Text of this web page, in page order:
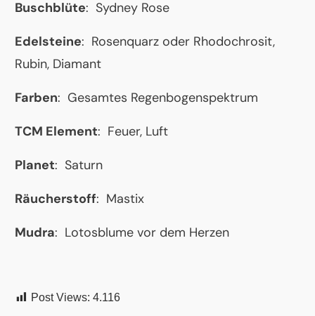
Buschblüte: Sydney Rose
Edelsteine: Rosenquarz oder Rhodochrosit,
Rubin, Diamant
Farben: Gesamtes Regenbogenspektrum
TCM Element: Feuer, Luft
Planet: Saturn
Räucherstoff: Mastix
Mudra: Lotosblume vor dem Herzen
Post Views: 4.116